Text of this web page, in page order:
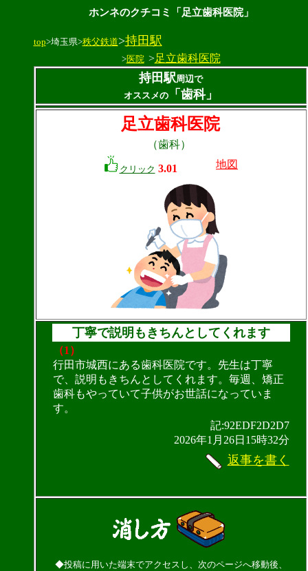
ホンネのクチコミ「足立歯科医院」
top>埼玉県>秩父鉄道>持田駅
>医院 >足立歯科医院
持田駅周辺で
オススメの
「歯科」
足立歯科医院
（歯科）
クリック 3.01 地図
丁寧で説明もきちんとしてくれます
（1）
行田市城西にある歯科医院です。先生は丁寧
で、説明もきちんとしてくれます。毎週、矯正
歯科もやっていて子供がお世話になっていま
す。
記:92EDF2D2D7
2026年1月26日15時32分
返事を書く
◆投稿に用いた端末でアクセスし、次のページへ移動後、